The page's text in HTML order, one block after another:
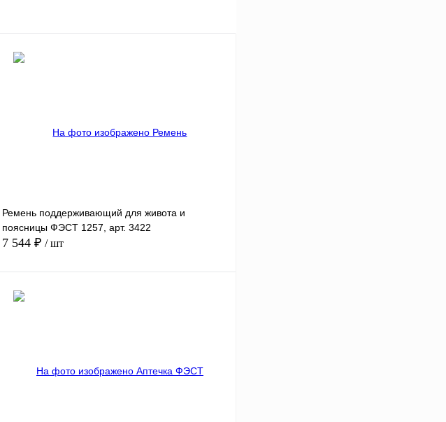
Ремень поддерживающий для живота и
поясницы ФЭСТ 1257, арт. 3422
7 544 ₽ / шт
В избранное Под заказ